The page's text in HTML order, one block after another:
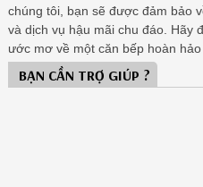
chúng tôi, bạn sẽ được đảm bảo
và dịch vụ hậu mãi chu đáo. Hãy
ước mơ về một căn bếp hoàn
BẠN CẦN TRỢ GIÚP ?